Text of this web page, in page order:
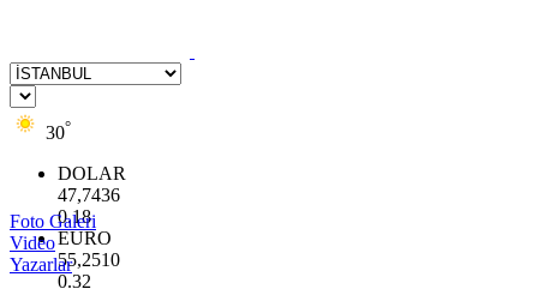
30°
DOLAR
47,7436
0.18
EURO
55,2510
0.32
Foto Galeri
Video
Yazarlar